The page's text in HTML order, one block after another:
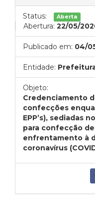
Status: Aberta
Abertura: 22/05/
Publicado em: 04/
Entidade:
Objeto:
Credenciamento
confecções
EPP’s), sediadas
para confecção
enfrentamento à
coronavírus